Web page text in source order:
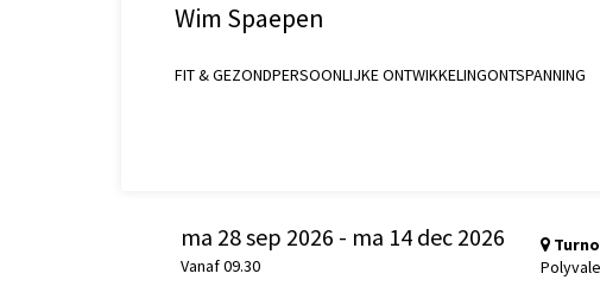
Wim Spaepen
FIT & GEZONDPERSOONLIJKE ONTWIKKELINGONTSPANNING
ma 28 sep 2026 - ma 14 dec 2026
Vanaf 09.30